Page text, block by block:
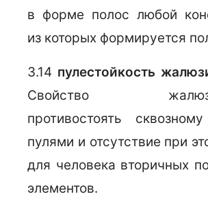
в форме полос любой
из которых формируется
3.14 пулестойкость
Свойство жалюзи-
противостоять
пулями и отсутствие при
для человека вторичных
элементов.